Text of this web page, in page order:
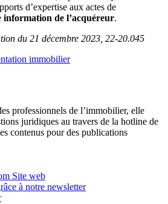
d’expertise aux actes de
information de l’acquéreur.
du 21 décembre 2023, 22-20.045
immobilier
professionnels de l’immobilier, elle
juridiques au travers de la hotline de
contenus pour des publications
Site web
à notre newsletter